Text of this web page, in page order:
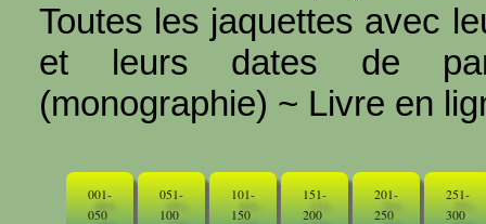
Toutes les jaquettes avec
et leurs dates de
(monographie) ~ Livre en
001-
050
051-
100
101-
150
151-
200
201-
250
251-
300